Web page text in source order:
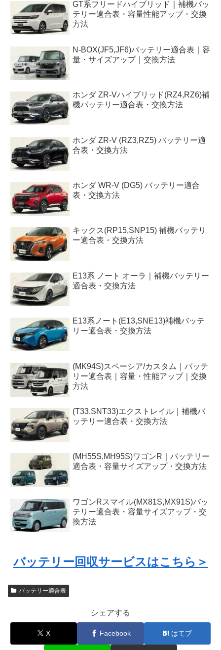
GT系フリードハイブリッド｜補機バッ
テリー適合表・容量性能アップ・交換
方法
N-BOX(JF5,JF6)バッテリー適合表｜容
量・サイズアップ｜交換方法
ホンダ ZR-Vハイブリッド(RZ4,RZ6)補
機バッテリー適合表・交換方法
ホンダ ZR-V (RZ3,RZ5) バッテリー適
合表・交換方法
ホンダ WR-V (DG5) バッテリー適合
表・交換方法
キックス(RP15,SNP15) 補機バッテリ
ー適合表・交換方法
E13系 ノート オーラ｜補機バッテリー
適合表・交換方法
E13系ノート(E13,SNE13)補機バッテ
リー適合表・交換方法
(MK94S)スペーシア/カスタム｜バッテ
リー適合表｜容量・性能アップ｜交換
方法
(T33,SNT33)エクストレイル｜補機バ
ッテリー適合表・交換方法
(MH55S,MH95S)ワゴンR｜バッテリー
適合表・容量サイズアップ・交換方法
ワゴンRスマイル(MX81S,MX91S)バッ
テリー適合表・容量サイズアップ・交
換方法
バッテリー回収サービスはこちら＞
バッテリー適合表
シェアする
X Facebook はてブ